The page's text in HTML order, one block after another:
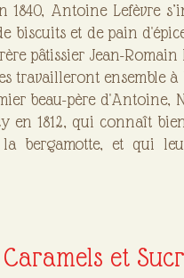
1840, Antoine Lefèvre
biscuits et de pain
pâtissier Jean-Romain
travailleront ensemble
beau-père d'Antoine,
en 1812, qui connaît
bergamotte, et qui
Caramels et